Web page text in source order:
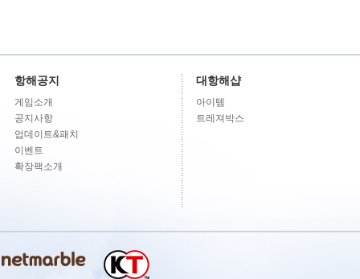
항해공지
게임소개
공지사항
업데이트&패치
이벤트
확장팩소개
대항해샵
아이템
트레져박스